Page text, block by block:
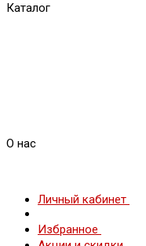
Каталог
О нас
Личный кабинет
Избранное